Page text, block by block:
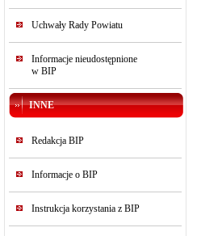
Uchwały Rady Powiatu
Informacje nieudostępnione
w BIP
INNE
Redakcja BIP
Informacje o BIP
Instrukcja korzystania z BIP